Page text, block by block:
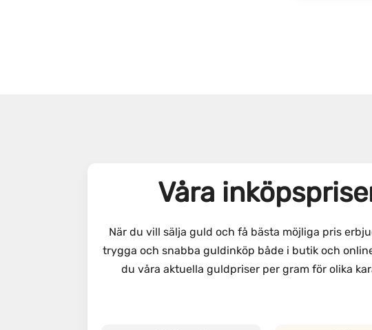
Våra
När du vill sälja guld och få bästa möjliga pris
trygga och snabba guldinköp både i butik och
du våra aktuella guldpriser per gram för olika